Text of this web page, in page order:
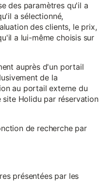
des paramètres qu'il a
a sélectionné,
des clients, le prix,
a lui-même choisis sur
auprès d'un portail
de la
au portail externe du
Holidu par réservation
de recherche par
présentées par les